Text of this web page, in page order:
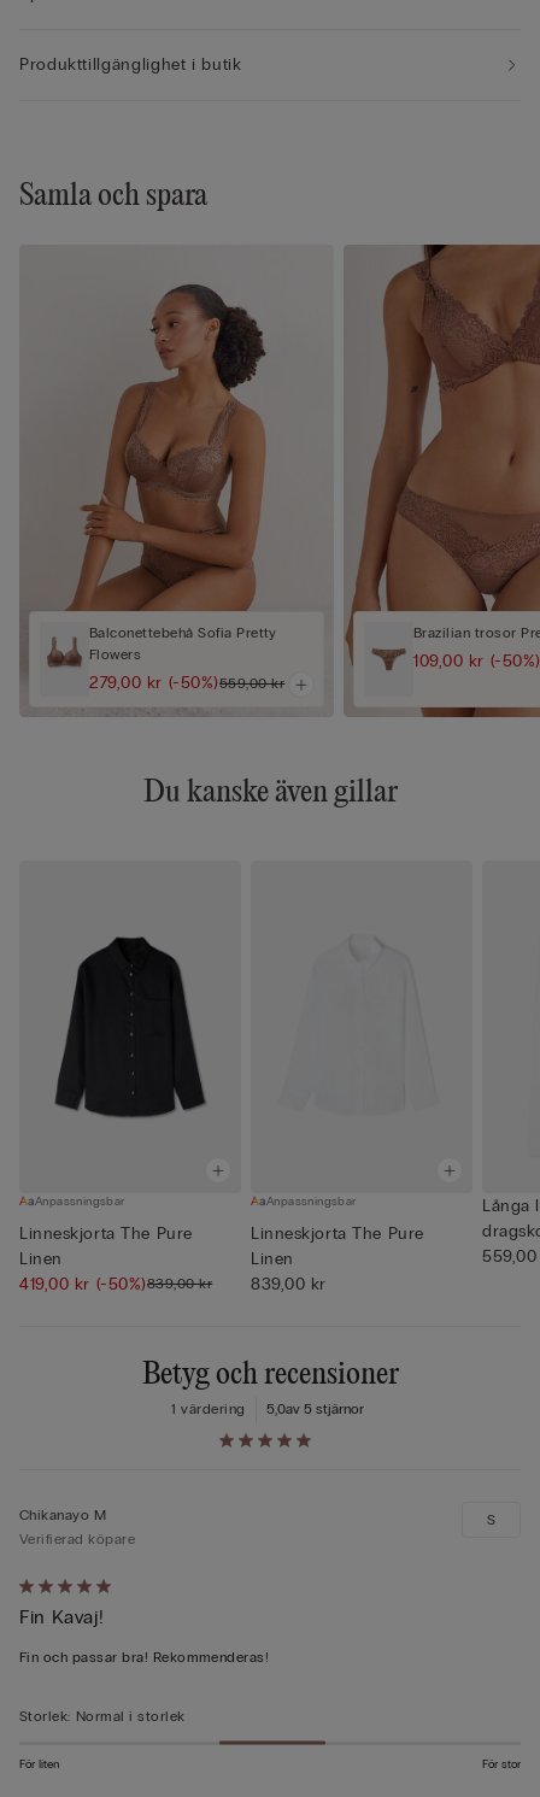
Produkttillgänglighet i butik
Samla och spara
Balconettebehå Sofia Pretty
Flowers
279,00 kr (-50%)559,00 kr
Brazilian trosor
109,00 kr (-50%)
Du kanske även gillar
Anpassningsbar
Linneskjorta The Pure
Linen
419,00 kr (-50%)839,00 kr
Anpassningsbar
Linneskjorta The Pure
Linen
839,00 kr
Långa
Betyg och recensioner
5,0av 5 stjärnor
1 värdering
Värderad
5
av
Chikanayo M
Verifierad köpare
Fin Kavaj!
Fin och passar bra! Rekommenderas!
S
Storlek: Normal i storlek
För liten För stor